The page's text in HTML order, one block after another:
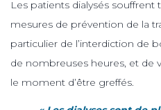
Les patients dialysés
mesures de prévention de la
particulier de l’interdiction de
de nombreuses heures, et de
le moment d’être greffés.